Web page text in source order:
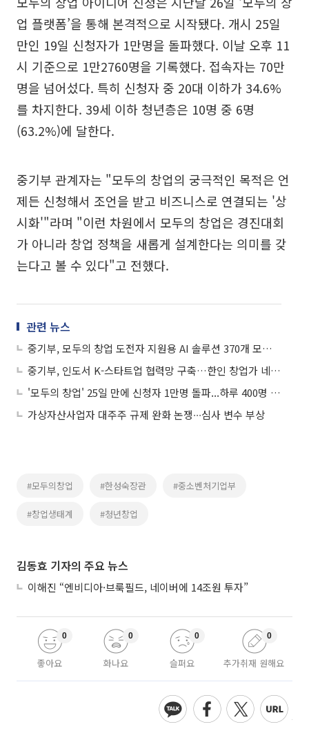
업 플랫폼’을 통해 본격적으로 시작됐다. 개시 25일
만인 19일 신청자가 1만명을 돌파했다. 이날 오후 11
시 기준으로 1만2760명을 기록했다. 접속자는 70만
명을 넘어섰다. 특히 신청자 중 20대 이하가 34.6%
를 차지한다. 39세 이하 청년층은 10명 중 6명
(63.2%)에 달한다.
중기부 관계자는 "모두의 창업의 궁극적인 목적은 언
제든 신청해서 조언을 받고 비즈니스로 연결되는 '상
시화'"라며 "이런 차원에서 모두의 창업은 경진대회
가 아니라 창업 정책을 새롭게 설계한다는 의미를 갖
는다고 볼 수 있다"고 전했다.
관련 뉴스
중기부, 모두의 창업 도전자 지원용 AI 솔루션 370개 모집 완료
중기부, 인도서 K-스타트업 협력망 구축…한인 창업가 네트워크 출범
'모두의 창업' 25일 만에 신청자 1만명 돌파...하루 400명 신청
가상자산사업자 대주주 규제 완화 논쟁∙∙∙심사 변수 부상
#모두의창업 #한성숙장관 #중소벤처기업부
#창업생태계 #청년창업
김동효 기자의 주요 뉴스
이해진 “엔비디아·브룩필드, 네이버에 14조원 투자”
좋아요
0
화나요
0
슬퍼요
0
추가취재 원해요
0